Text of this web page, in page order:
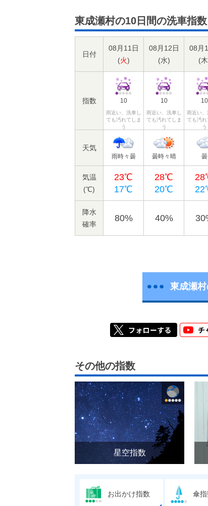
東成瀬村の10日間の洗車指数
日付
08月11日
(火)
08月12日
(水)
08月
(木
指数 10
雨近い、洗車し
ても汚れてしま
う
10
雨近い、洗車し
ても汚れてしま
う
10
雨近い、
ても汚れ
う
天気
雨時々曇 曇時々晴 曇
気温
(℃)
23℃
17℃
28℃
20℃
降水
確率
80% 40%
東成瀬
その他の指数
星空指数
お出かけ指数 傘指